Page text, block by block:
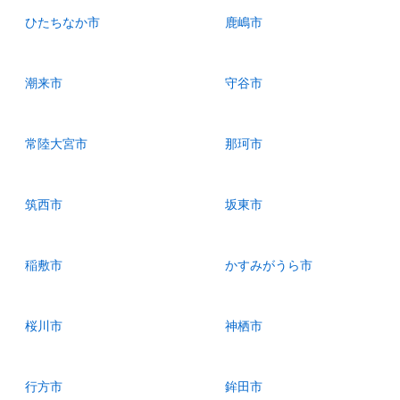
ひたちなか市 鹿嶋市
潮来市 守谷市
常陸大宮市 那珂市
筑西市 坂東市
稲敷市 かすみがうら市
桜川市 神栖市
行方市 鉾田市